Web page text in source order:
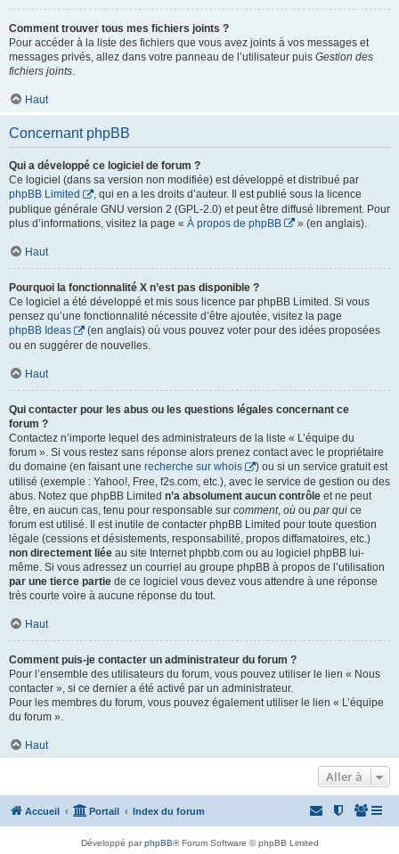
Comment trouver tous mes fichiers joints ?
Pour accéder à la liste des fichiers que vous avez joints à vos messages et
messages privés, allez dans votre panneau de l’utilisateur puis Gestion des
fichiers joints.
Haut
Concernant phpBB
Qui a développé ce logiciel de forum ?
Ce logiciel (dans sa version non modifiée) est développé et distribué par
phpBB Limited
, qui en a les droits d’auteur. Il est publié sous la licence
publique générale GNU version 2 (GPL-2.0) et peut être diffusé librement. Pour
plus d’informations, visitez la page « À propos de phpBB » (en anglais).
Haut
Pourquoi la fonctionnalité X n’est pas disponible ?
Ce logiciel a été développé et mis sous licence par phpBB Limited. Si vous
pensez qu’une fonctionnalité nécessite d’être ajoutée, visitez la page
phpBB Ideas
(en anglais) où vous pouvez voter pour des idées proposées
ou en suggérer de nouvelles.
Haut
Qui contacter pour les abus ou les questions légales concernant ce
forum ?
Contactez n’importe lequel des administrateurs de la liste « L’équipe du
forum ». Si vous restez sans réponse alors prenez contact avec le propriétaire
du domaine (en faisant une recherche sur whois
) ou si un service gratuit est
utilisé (exemple : Yahoo!, Free, f2s.com, etc.), avec le service de gestion ou des
abus. Notez que phpBB Limited n’a absolument aucun contrôle et ne peut
être, en aucun cas, tenu pour responsable sur comment, où ou par qui ce
forum est utilisé. Il est inutile de contacter phpBB Limited pour toute question
légale (cessions et désistements, responsabilité, propos diffamatoires, etc.)
non directement liée au site Internet phpbb.com ou au logiciel phpBB lui-
même. Si vous adressez un courriel au groupe phpBB à propos de l’utilisation
par une tierce partie de ce logiciel vous devez vous attendre à une réponse
très courte voire à aucune réponse du tout.
Haut
Comment puis-je contacter un administrateur du forum ?
Pour l’ensemble des utilisateurs du forum, vous pouvez utiliser le lien « Nous
contacter », si ce dernier a été activé par un administrateur.
Pour les membres du forum, vous pouvez également utiliser le lien « L’équipe
du forum ».
Haut
Aller à
Accueil Portail Index du forum
Développé parphpBB® Forum Software © phpBB Limited